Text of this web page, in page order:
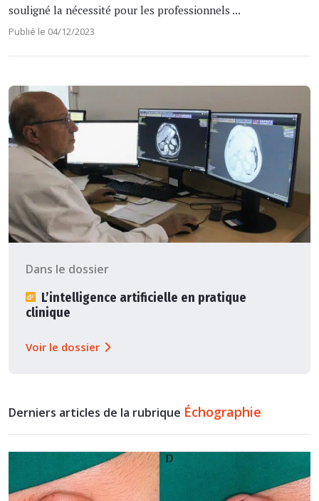
souligné la nécessité pour les professionnels ...
Publié le 04/12/2023
Dans le dossier
L’intelligence artificielle en pratique
clinique
Voir le dossier
Derniers articles de la rubrique Échographie